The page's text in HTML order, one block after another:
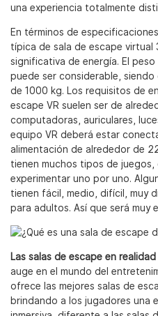
una experiencia totalmente
En términos de
típica de sala de escape virtual
significativa de energía. El
puede ser considerable,
de 1000 kg. Los requisitos de
escape VR suelen ser de
computadoras, auriculares,
equipo VR deberá estar
alimentación de alrededor de
tienen muchos tipos de
experimentar uno por uno.
tienen fácil, medio, difícil, muy
para adultos. Así que será muy
Las salas de escape en realidad
auge en el mundo del
ofrece las mejores salas de
brindando a los jugadores una